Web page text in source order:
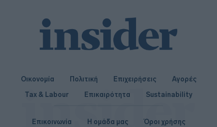
Οικονομία Πολιτική Επιχειρήσεις
Αγορές
Tax & Labour
Επικαιρότητα Sustainability
Επικοινωνία Η ομάδα μας
Όροι χρήσης